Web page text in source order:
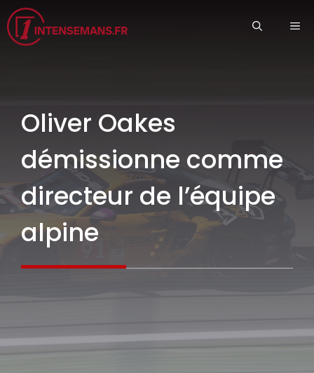
Aller
au
contenu
Oliver Oakes
démissionne comme
directeur de l’équipe
alpine